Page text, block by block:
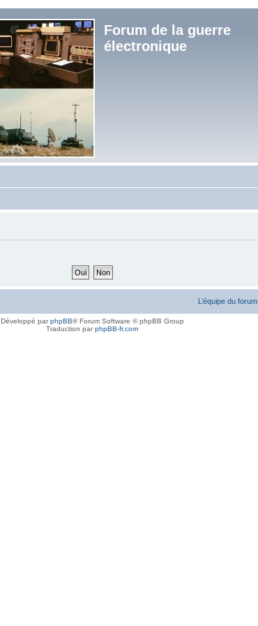
Forum de la guerre
électronique
L’équipe du forum
Développé parphpBB® Forum Software © phpBB Group
Traduction parphpBB-fr.com